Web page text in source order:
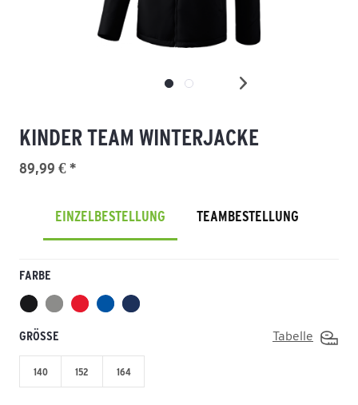
KINDER TEAM WINTERJACKE
89,99 € *
EINZELBESTELLUNG TEAMBESTELLUNG
FARBE
GRÖSSE Tabelle
140 152 164